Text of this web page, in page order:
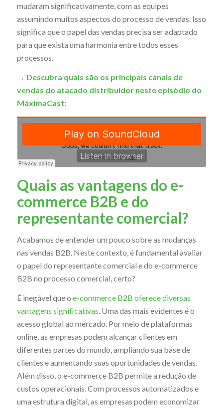
mudaram significativamente, com as equipes
assumindo muitos aspectos do processo de vendas. Isso
significa que o papel das vendas precisa ser adaptado
para que exista uma harmonia entre todos esses
processos.
→ Descubra quais são os principais canais de
vendas do atacado distribuidor neste episódio do
MáximaCast:
Quais as vantagens do e-
commerce B2B e do
representante comercial?
Acabamos de entender um pouco sobre as mudanças
nas vendas B2B. Neste contexto, é fundamental avaliar
o papel do representante comercial e do e-commerce
B2B no processo comercial, certo?
É inegável que o e-commerce B2B oferece diversas
vantagens significativas. Uma das mais evidentes é o
acesso global ao mercado. Por meio de plataformas
online, as empresas podem alcançar clientes em
diferentes partes do mundo, ampliando sua base de
clientes e aumentando suas oportunidades de vendas.
Além disso, o e-commerce B2B permite a redução de
custos operacionais. Com processos automatizados e
uma estrutura digital, as empresas podem economizar